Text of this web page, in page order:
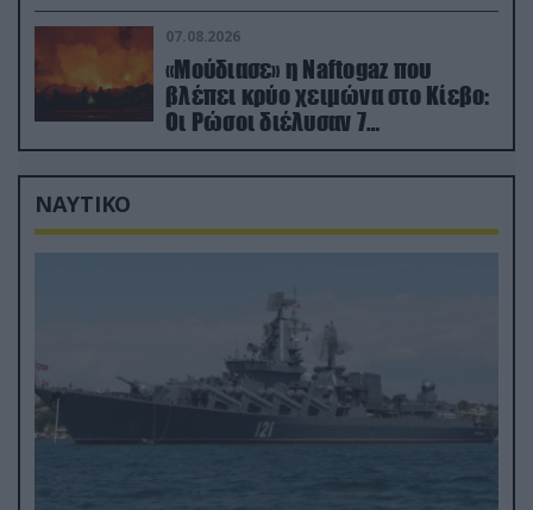
επιθέσεις σε όλη την επικράτεια
07.08.2026
«Μούδιασε» η Naftogaz που
βλέπει κρύο χειμώνα στο Κίεβο:
Οι Ρώσοι διέλυσαν 7
εγκαταστάσεις του ουκρανικού
κολοσσού!
ΝΑΥΤΙΚΟ